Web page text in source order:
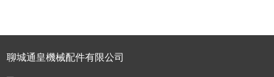
聊城通皇機械配件有限公司